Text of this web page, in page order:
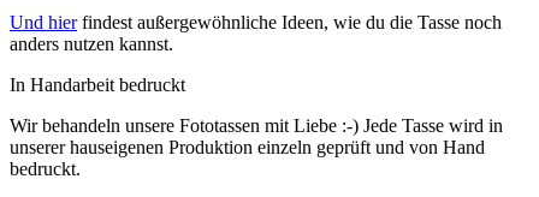
Und hierfindest außergewöhnliche Ideen, wie du die Tasse noch
anders nutzen kannst.
In Handarbeit bedruckt
Wir behandeln unsere Fototassen mit Liebe :-) Jede Tasse wird in
unserer hauseigenen Produktion einzeln geprüft und von Hand
bedruckt.